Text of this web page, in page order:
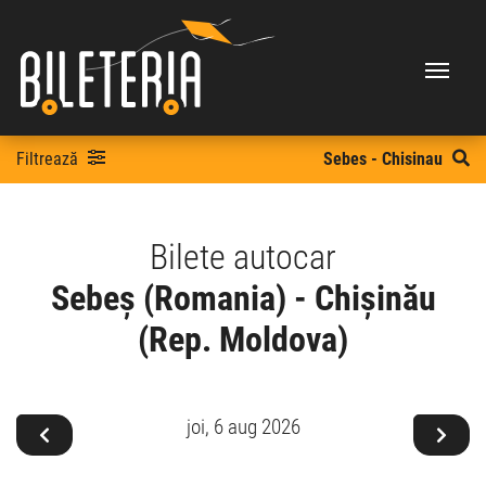
Filtrează Sebes - Chisinau
Bilete autocar
Sebeș (Romania) - Chișinău
(Rep. Moldova)
joi, 6 aug 2026